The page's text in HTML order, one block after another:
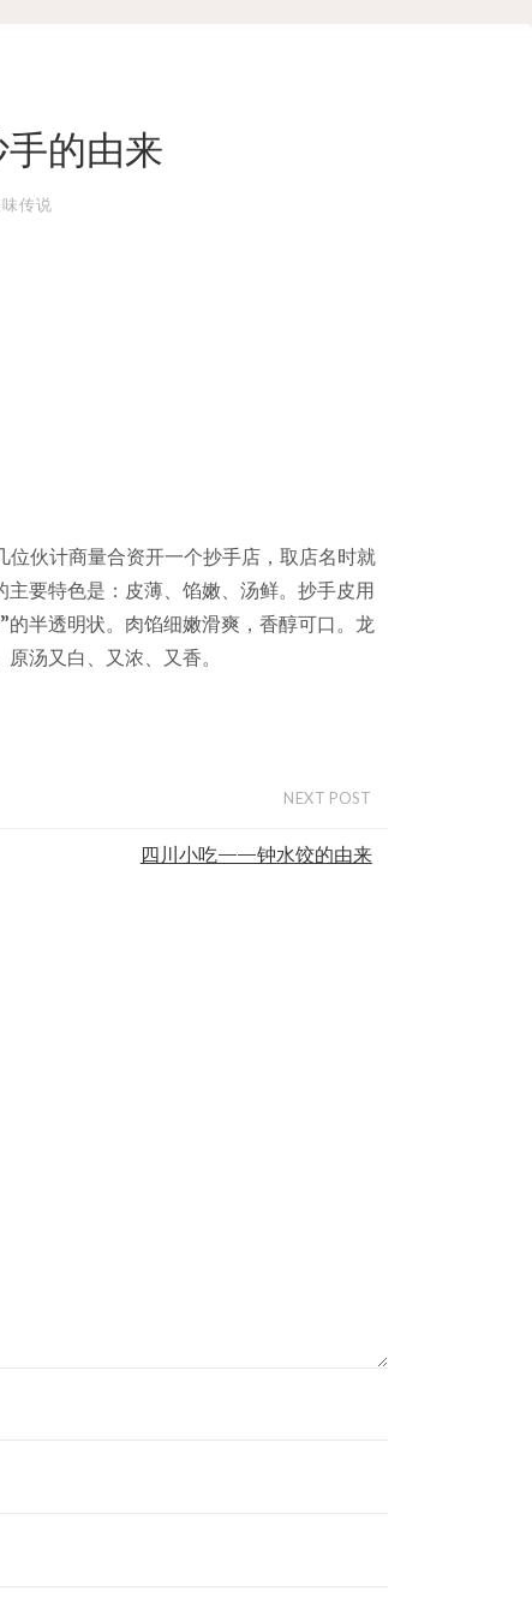
的由来
传说
伙计商量合资开一个抄手店，取店名时就
要特色是：皮薄、馅嫩、汤鲜。抄手皮用
半透明状。肉馅细嫩滑爽，香醇可口。龙
汤又白、又浓、又香。
NEXT POST
四川小吃——钟水饺的由来